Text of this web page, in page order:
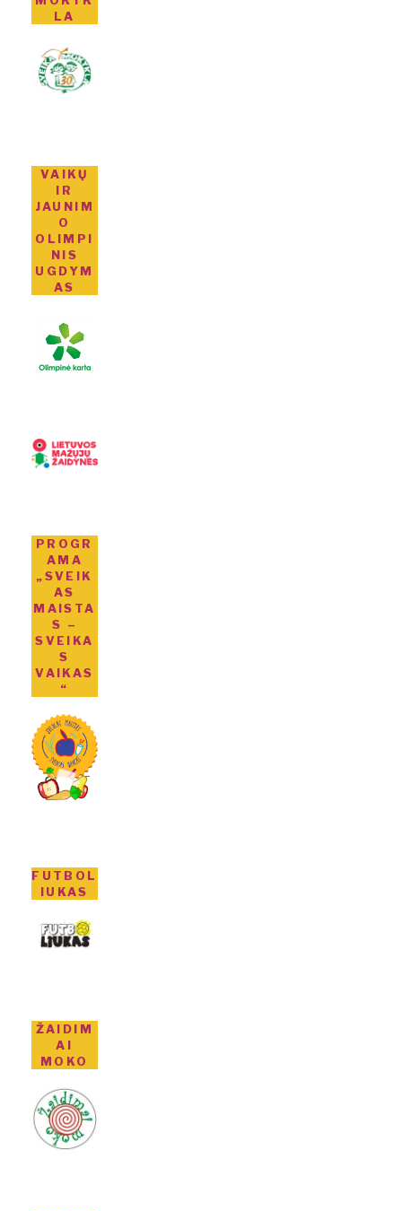
LA
VAIKŲ
IR
JAUNIM
O
OLIMPI
NIS
UGDYM
AS
PROGR
AMA
„SVEIK
AS
MAISTA
S –
SVEIKA
S
VAIKAS
“
FUTBOL
IUKAS
ŽAIDIM
AI
MOKO